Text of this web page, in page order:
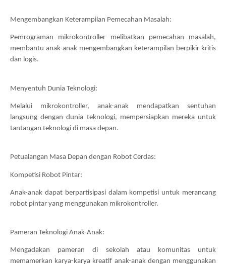
Mengembangkan Keterampilan Pemecahan Masalah:
Pemrograman mikrokontroller melibatkan pemecahan masalah,
membantu anak-anak mengembangkan keterampilan berpikir kritis
dan logis.
Menyentuh Dunia Teknologi:
Melalui mikrokontroller, anak-anak mendapatkan sentuhan
langsung dengan dunia teknologi, mempersiapkan mereka untuk
tantangan teknologi di masa depan.
Petualangan Masa Depan dengan Robot Cerdas:
Kompetisi Robot Pintar:
Anak-anak dapat berpartisipasi dalam kompetisi untuk merancang
robot pintar yang menggunakan mikrokontroller.
Pameran Teknologi Anak-Anak:
Mengadakan pameran di sekolah atau komunitas untuk
memamerkan karya-karya kreatif anak-anak dengan menggunakan